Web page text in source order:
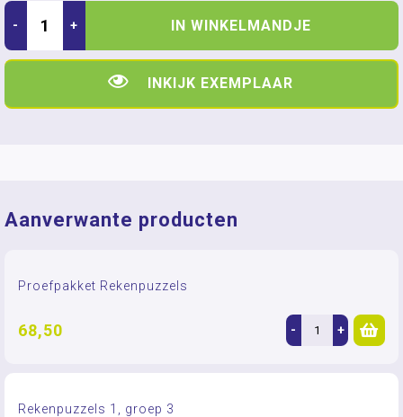
- + IN WINKELMANDJE
INKIJK EXEMPLAAR
Aanverwante producten
Proefpakket Rekenpuzzels
68,50 - +
Rekenpuzzels 1, groep 3